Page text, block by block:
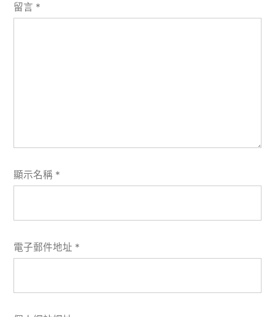
留言 *
顯示名稱 *
電子郵件地址 *